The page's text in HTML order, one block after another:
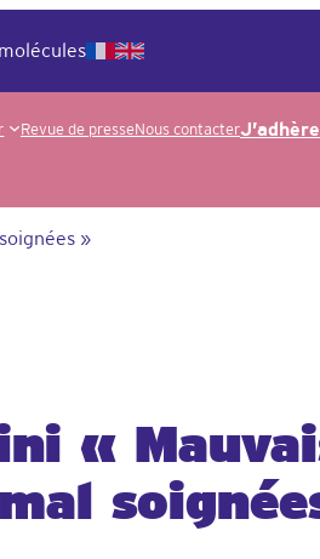
Revue de presseNous contacter
»
«